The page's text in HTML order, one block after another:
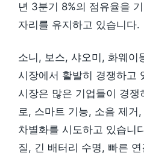
년 3분기 8%의 점유율을
자리를 유지하고 있습니다.
소니, 보스, 샤오미, 화웨이
시장에서 활발히 경쟁하고
시장은 많은 기업들이 경쟁
로, 스마트 기능, 소음 제거
차별화를 시도하고 있습니
질, 긴 배터리 수명, 빠른